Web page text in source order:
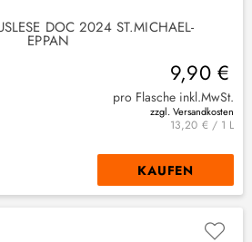
DOC 2024 ST.MICHAEL-
EPPAN
9,90 €
pro Flasche inkl.MwSt.
zzgl. Versandkosten
13,20 € / 1 L
KAUFEN